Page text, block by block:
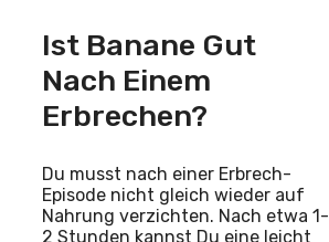
Ist Banane Gut
Nach Einem
Erbrechen?
Du musst nach einer Erbrech-
Episode nicht gleich wieder auf
Nahrung verzichten. Nach etwa 1-
2 Stunden kannst Du eine leicht